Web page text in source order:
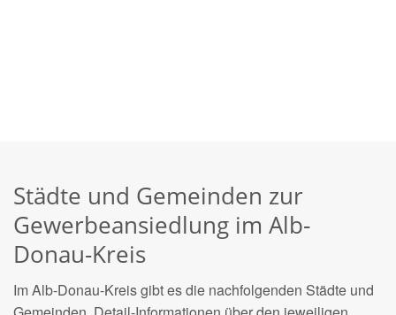
Städte und Gemeinden zur
Gewerbeansiedlung im Alb-
Donau-Kreis
Im Alb-Donau-Kreis gibt es die nachfolgenden Städte und